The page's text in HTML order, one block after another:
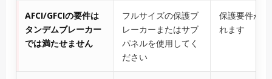
AFCI/GFCIの要件は
タンデムブレーカー
では満たせません
フルサイズの保護ブ
レーカーまたはサブ
パネルを使用してく
ださい
保護要件が
れます